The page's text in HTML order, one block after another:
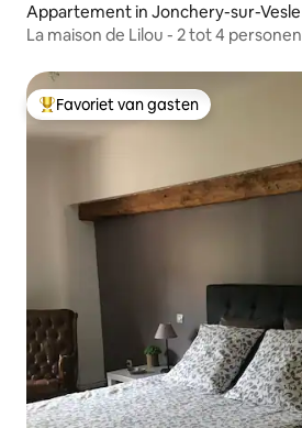
Appartement in Jonchery-sur-Vesle
La maison de Lilou - 2 tot 4 personen
Topfavoriet van gasten
Favoriet van gasten